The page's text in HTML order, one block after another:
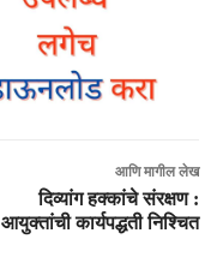
आणि मागील लेख
दिव्यांग हक्कांचे संरक्षण :
आयुक्तांची कार्यपद्धती निश्चित